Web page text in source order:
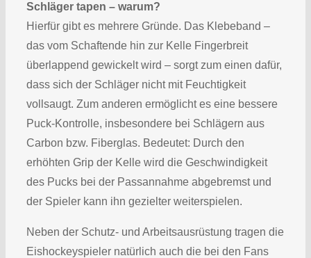
Schläger tapen – warum?
Hierfür gibt es mehrere Gründe. Das Klebeband –
das vom Schaftende hin zur Kelle Fingerbreit
überlappend gewickelt wird – sorgt zum einen dafür,
dass sich der Schläger nicht mit Feuchtigkeit
vollsaugt. Zum anderen ermöglicht es eine bessere
Puck-Kontrolle, insbesondere bei Schlägern aus
Carbon bzw. Fiberglas. Bedeutet: Durch den
erhöhten Grip der Kelle wird die Geschwindigkeit
des Pucks bei der Passannahme abgebremst und
der Spieler kann ihn gezielter weiterspielen.
Neben der Schutz- und Arbeitsausrüstung tragen die
Eishockeyspieler natürlich auch die bei den Fans